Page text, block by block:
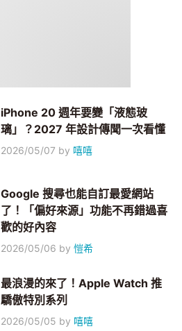
iPhone 20 週年要變「液態玻
璃」？2027 年設計傳聞一次看懂
2026/05/07 by 嘻嘻
Google 搜尋也能自訂最愛網站
了！「偏好來源」功能不再錯過喜
歡的好內容
2026/05/06 by愷希
最浪漫的來了！Apple Watch 推
驕傲特別系列
2026/05/05 by 嘻嘻